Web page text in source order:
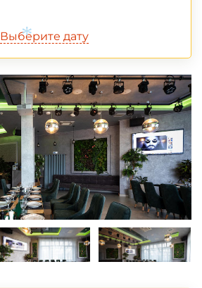
Выберите дату
*
*
*